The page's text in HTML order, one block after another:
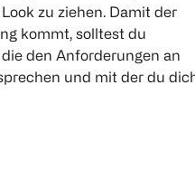
zu ziehen. Damit der
kommt, solltest du
den Anforderungen an
und mit der du